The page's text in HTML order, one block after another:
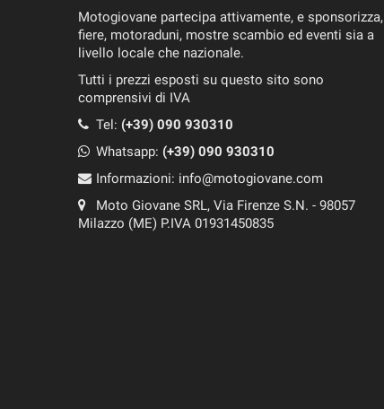
Motogiovane partecipa attivamente, e sponsorizza,
fiere, motoraduni, mostre scambio ed eventi sia a
livello locale che nazionale.
Tutti i prezzi esposti su questo sito sono
comprensivi di IVA
Tel: (+39) 090 930310
Whatsapp: (+39) 090 930310
Informazioni: info@motogiovane.com
Moto Giovane SRL, Via Firenze S.N. - 98057
Milazzo (ME) P.IVA 01931450835